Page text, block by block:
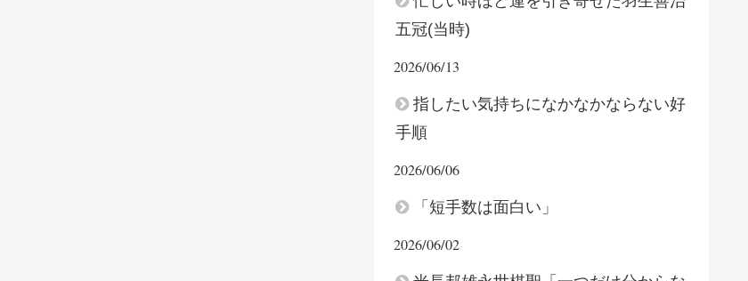
五冠(当時)
2026/06/13
指したい気持ちになかなかならない好
手順
2026/06/06
「短手数は面白い」
2026/06/02